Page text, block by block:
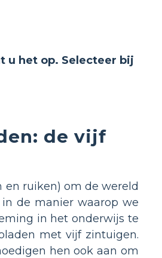
u het op. Selecteer bij
de vijf
en ruiken) om de wereld
de manier waarop we
in het onderwijs te
met vijf zintuigen.
hen ook aan om